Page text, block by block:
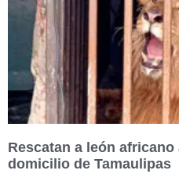
Rescatan a león
domicilio de Tamaulipas